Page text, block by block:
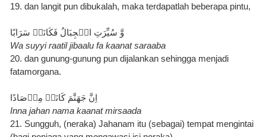
19. dan langit pun dibukalah, maka terdapatlah beberapa pintu,
وَّ سُيِّرَتِ الۡجِبَالُ فَكَانَتۡ سَرَابًا
Wa suyyi raatil jibaalu fa kaanat saraaba
20. dan gunung-gunung pun dijalankan sehingga menjadi
fatamorgana.
اِنَّ جَهَنَّمَ كَانَتۡ مِرۡصَادًا
Inna jahan nama kaanat mirsaada
21. Sungguh, (neraka) Jahanam itu (sebagai) tempat mengintai